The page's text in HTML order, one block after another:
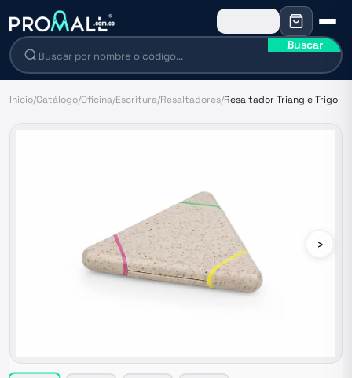
Buscar
Inicio/Catálogo/Oficina/Escritura/Resaltadores/Resaltador Triangle Trigo
›